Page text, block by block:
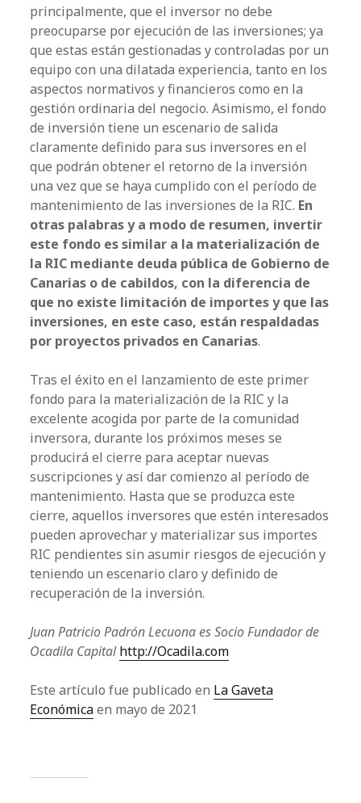
principalmente, que el inversor no debe
preocuparse por ejecución de las inversiones; ya
que estas están gestionadas y controladas por un
equipo con una dilatada experiencia, tanto en los
aspectos normativos y financieros como en la
gestión ordinaria del negocio. Asimismo, el fondo
de inversión tiene un escenario de salida
claramente definido para sus inversores en el
que podrán obtener el retorno de la inversión
una vez que se haya cumplido con el período de
mantenimiento de las inversiones de la RIC. En
otras palabras y a modo de resumen, invertir
este fondo es similar a la materialización de
la RIC mediante deuda pública de Gobierno de
Canarias o de cabildos, con la diferencia de
que no existe limitación de importes y que las
inversiones, en este caso, están respaldadas
por proyectos privados en Canarias.
Tras el éxito en el lanzamiento de este primer
fondo para la materialización de la RIC y la
excelente acogida por parte de la comunidad
inversora, durante los próximos meses se
producirá el cierre para aceptar nuevas
suscripciones y así dar comienzo al período de
mantenimiento. Hasta que se produzca este
cierre, aquellos inversores que estén interesados
pueden aprovechar y materializar sus importes
RIC pendientes sin asumir riesgos de ejecución y
teniendo un escenario claro y definido de
recuperación de la inversión.
Juan Patricio Padrón Lecuona es Socio Fundador de
Ocadila Capitalhttp://Ocadila.com
Este artículo fue publicado en La Gaveta
Económicaen mayo de 2021